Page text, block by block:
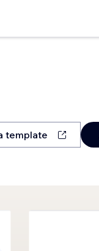
template